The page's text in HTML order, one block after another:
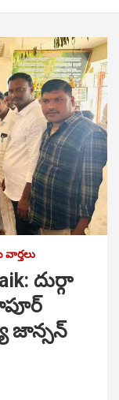
వార్తలు
దుర్గా
జాన్సన్